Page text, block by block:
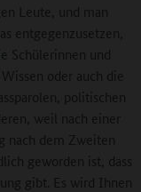
Leute, und man
entgegenzusetzen,
Schülerinnen und
oder auch die
politischen
weil nach einer
nach dem Zweiten
geworden ist, dass
gibt. Es wird Ihnen